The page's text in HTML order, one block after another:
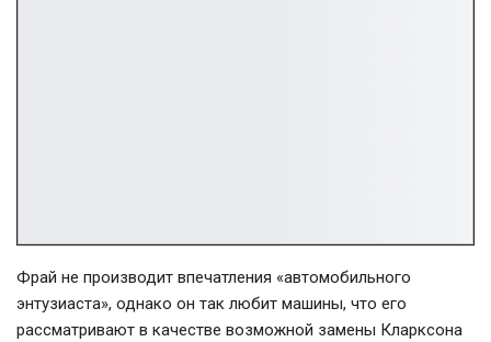
Фрай не производит впечатления «автомобильного
энтузиаста», однако он так любит машины, что его
рассматривают в качестве возможной замены Кларксона